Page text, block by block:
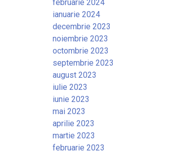
februarie 2024
ianuarie 2024
decembrie 2023
noiembrie 2023
octombrie 2023
septembrie 2023
august 2023
iulie 2023
iunie 2023
mai 2023
aprilie 2023
martie 2023
februarie 2023